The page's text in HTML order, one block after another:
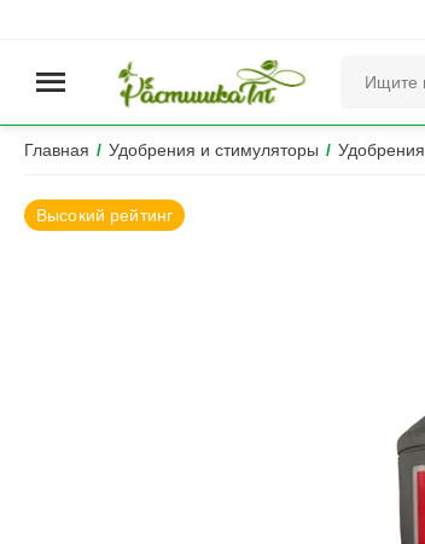
Главная / Удобрения и стимуляторы / Удобрения
Высокий рейтинг